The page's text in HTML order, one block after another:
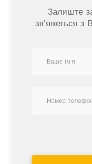
Залиште
зв’яжеться